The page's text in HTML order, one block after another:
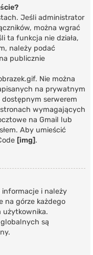
Jeśli administrator
można wgrać
ta funkcja nie działa,
należy podać
publicznie
Nie można
na prywatnym
serwerem
wymagających
na Gmail lub
Aby umieścić
[img].
informacje i należy
na górze każdego
użytkownika.
globalnych są